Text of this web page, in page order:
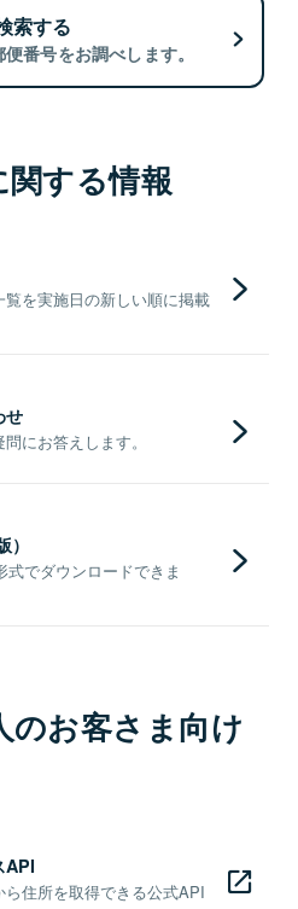
索する
番号をお調べします。
する情報
を実施日の新しい順に掲載
せ
にお答えします。
でダウンロードできま
のお客さま向け
API
住所を取得できる公式API